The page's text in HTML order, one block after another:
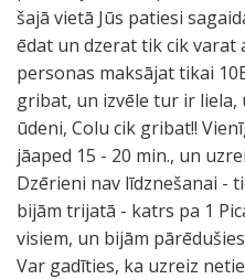
šajā vietā Jūs patiesi
ēdat un dzerat tik cik varat
personas maksājat tikai
gribat, un izvēle tur ir liela,
ūdeni, Colu cik gribat!!
jāaped 15 - 20 min., un
Dzērieni nav līdznešanai -
bijām trijatā - katrs pa 1
visiem, un bijām
Var gadīties, ka uzreiz